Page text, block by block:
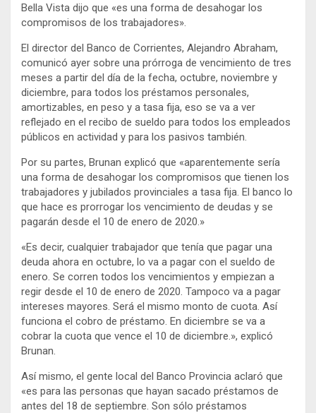
Bella Vista dijo que «es una forma de desahogar los
compromisos de los trabajadores».
El director del Banco de Corrientes, Alejandro Abraham,
comunicó ayer sobre una prórroga de vencimiento de tres
meses a partir del día de la fecha, octubre, noviembre y
diciembre, para todos los préstamos personales,
amortizables, en peso y a tasa fija, eso se va a ver
reflejado en el recibo de sueldo para todos los empleados
públicos en actividad y para los pasivos también.
Por su partes, Brunan explicó que «aparentemente sería
una forma de desahogar los compromisos que tienen los
trabajadores y jubilados provinciales a tasa fija. El banco lo
que hace es prorrogar los vencimiento de deudas y se
pagarán desde el 10 de enero de 2020.»
«Es decir, cualquier trabajador que tenía que pagar una
deuda ahora en octubre, lo va a pagar con el sueldo de
enero. Se corren todos los vencimientos y empiezan a
regir desde el 10 de enero de 2020. Tampoco va a pagar
intereses mayores. Será el mismo monto de cuota. Así
funciona el cobro de préstamo. En diciembre se va a
cobrar la cuota que vence el 10 de diciembre.», explicó
Brunan.
Así mismo, el gente local del Banco Provincia aclaró que
«es para las personas que hayan sacado préstamos de
antes del 18 de septiembre. Son sólo préstamos